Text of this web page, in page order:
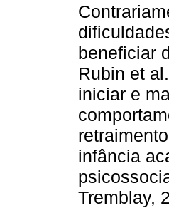
beneficiar
Rubin et
iniciar e
infância
Tremblay,